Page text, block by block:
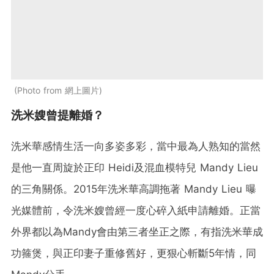
Photo from 網上圖片
洗米嫂曾提離婚？
洗米華感情生活一向多姿多彩，當中最為人熟知的當然
是他一直周旋於正印 Heidi及混血模特兒 Mandy Lieu
的三角關係。2015年洗米華高調拖著 Mandy Lieu 曝
光媒體前，令洗米嫂曾經一度心碎入紙申請離婚。正當
外界都以為Mandy會由第三者坐正之際，有指洗米華成
功箍煲，與正印妻子重修舊好，更狠心斬斷5年情，同